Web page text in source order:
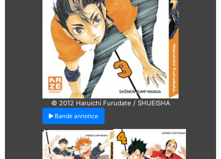
© 2012 Haruichi Furudate / SHUEISHA
Bande annonce